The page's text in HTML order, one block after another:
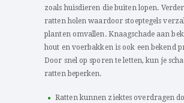
zoals huisdieren die buiten lopen.
ratten holen waardoor stoeptegels
planten omvallen. Knaagschade aan
hout en voerbakken is ook een bekend
Door snel op sporen te letten, kun je
ratten beperken.
Ratten kunnen ziektes overdragen